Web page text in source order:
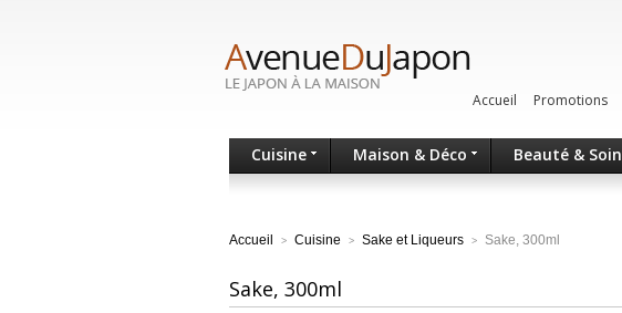
Accueil Promotions
Cuisine Maison & Déco Beauté & Soin
Accueil > Cuisine > Sake et Liqueurs > Sake, 300ml
Sake, 300ml